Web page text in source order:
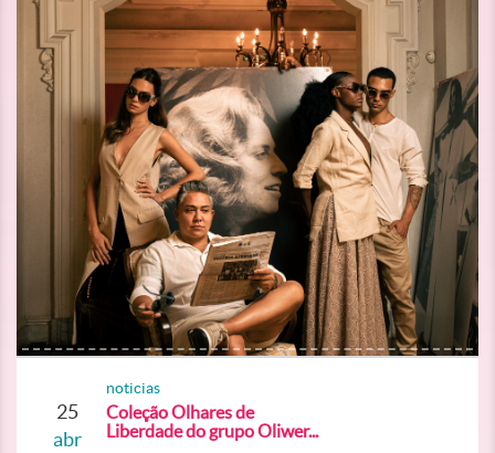
25
abr
noticias
Coleção Olhares de
Liberdade do grupo Oliwer...